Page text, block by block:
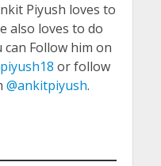
Piyush loves to
also loves to do
can Follow him on
or follow
@ankitpiyush.